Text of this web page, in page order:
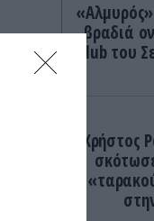
βραδιά
Club του
Χρήστος